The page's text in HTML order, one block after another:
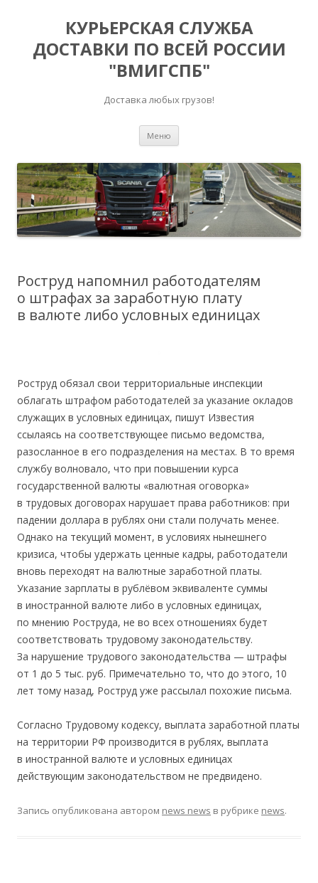
КУРЬЕРСКАЯ СЛУЖБА
ДОСТАВКИ ПО ВСЕЙ РОССИИ
"ВМИГСПБ"
Доставка любых грузов!
Меню
Роструд напомнил работодателям
о штрафах за заработную плату
в валюте либо условных единицах
Роструд обязал свои территориальные инспекции
облагать штрафом работодателей за указание окладов
служащих в условных единицах, пишут Известия
ссылаясь на соответствующее письмо ведомства,
разосланное в его подразделения на местах. В то время
службу волновало, что при повышении курса
государственной валюты «валютная оговорка»
в трудовых договорах нарушает права работников: при
падении доллара в рублях они стали получать менее.
Однако на текущий момент, в условиях нынешнего
кризиса, чтобы удержать ценные кадры, работодатели
вновь переходят на валютные заработной платы.
Указание зарплаты в рублёвом эквиваленте суммы
в иностранной валюте либо в условных единицах,
по мнению Роструда, не во всех отношениях будет
соответствовать трудовому законодательству.
За нарушение трудового законодательства — штрафы
от 1 до 5 тыс. руб. Примечательно то, что до этого, 10
лет тому назад, Роструд уже рассылал похожие письма.
Согласно Трудовому кодексу, выплата заработной платы
на территории РФ производится в рублях, выплата
в иностранной валюте и условных единицах
действующим законодательством не предвидено.
Запись опубликована автором news news в рубрике news.